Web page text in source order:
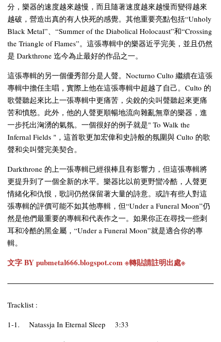
分，樂器的速度越來越慢，而且隨著速度越來越慢而變得越來
越破，營造出真的有人快死的感覺。其他重要亮點包括“Unholy
Black Metal”、“Summer of the Diabolical Holocaust”和“Crossing
the Triangle of Flames”。這張專輯中的樂器近乎完美，並且仍然
是 Darkthrone 迄今為止最好的作品之一。
這張專輯的另一個優秀部分是人聲。Nocturno Culto 繼續在這張
專輯中擔任主唱，實際上他在這張專輯中超越了自己。Culto 的
歌聲聽起來比上一張專輯中更痛苦，尖銳的尖叫聲聽起來更痛
苦和憤怒。此外，他的人聲更順暢地流向雜亂無章的樂器，進
一步托出洶湧的氣氛。一個很好的例子就是" To Walk the
Infernal Fields "，這首歌更加宏偉和史詩般的氛圍與 Culto 的歌
聲和尖叫聲完美契合。
Darkthrone 的上一張專輯已經很棒且有影響力，但這張專輯將
更提升到了一個全新的水平。樂器比以前更野蠻冷酷，人聲更
情緒化和仇恨，歌詞仍然保留著大量的詩意。或許有些人對這
張專輯的評價可能不如其他專輯，但“Under a Funeral Moon”仍
然是他們最重要的專輯和代表作之一。如果你正在尋找一些刺
耳和冷酷的黑金屬，“Under a Funeral Moon”就是適合你的專
輯。
文字 BYpubmetal666.blogspot.com ※轉貼請註明出處※
Tracklist :
1-1.
Natassja In Eternal Sleep
3:33